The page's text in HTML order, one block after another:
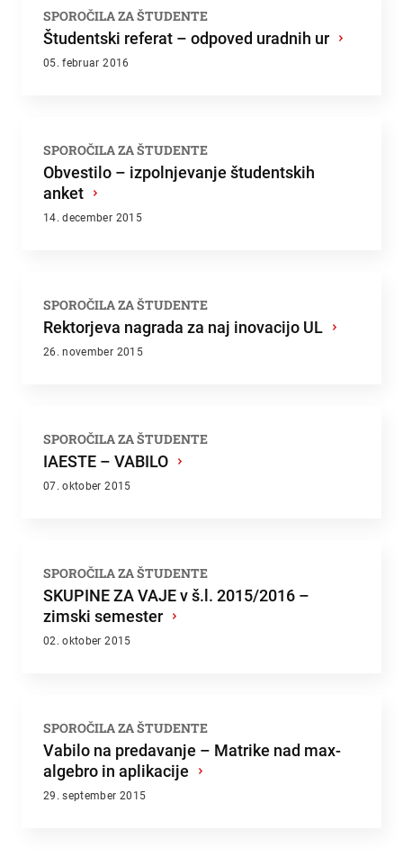
SPOROČILA ZA ŠTUDENTE
Študentski referat – odpoved uradnih ur ›
05. februar 2016
SPOROČILA ZA ŠTUDENTE
Obvestilo – izpolnjevanje študentskih
anket ›
14. december 2015
SPOROČILA ZA ŠTUDENTE
Rektorjeva nagrada za naj inovacijo UL ›
26. november 2015
SPOROČILA ZA ŠTUDENTE
IAESTE – VABILO ›
07. oktober 2015
SPOROČILA ZA ŠTUDENTE
SKUPINE ZA VAJE v š.l. 2015/2016 –
zimski semester ›
02. oktober 2015
SPOROČILA ZA ŠTUDENTE
Vabilo na predavanje – Matrike nad max-
algebro in aplikacije ›
29. september 2015